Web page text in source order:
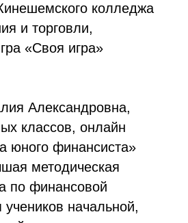
колледжа
и торговли,
«Своя игра»
Александровна,
классов, онлайн
юного финансиста»
методическая
по финансовой
учеников начальной,